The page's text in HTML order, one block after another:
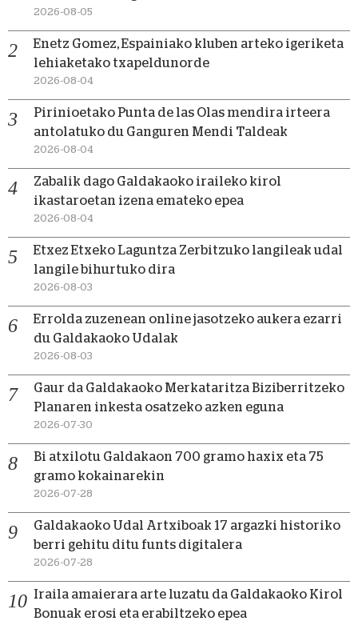
2026-08-05
Enetz Gomez, Espainiako kluben arteko igeriketa
lehiaketako txapeldunorde
2026-08-04
Pirinioetako Punta de las Olas mendira irteera
antolatuko du Ganguren Mendi Taldeak
2026-08-04
Zabalik dago Galdakaoko iraileko kirol
ikastaroetan izena emateko epea
2026-08-04
Etxez Etxeko Laguntza Zerbitzuko langileak udal
langile bihurtuko dira
2026-08-03
Errolda zuzenean online jasotzeko aukera ezarri
du Galdakaoko Udalak
2026-08-03
Gaur da Galdakaoko Merkataritza Biziberritzeko
Planaren inkesta osatzeko azken eguna
2026-07-30
Bi atxilotu Galdakaon 700 gramo haxix eta 75
gramo kokainarekin
2026-07-28
Galdakaoko Udal Artxiboak 17 argazki historiko
berri gehitu ditu funts digitalera
2026-07-28
Iraila amaierara arte luzatu da Galdakaoko Kirol
Bonuak erosi eta erabiltzeko epea